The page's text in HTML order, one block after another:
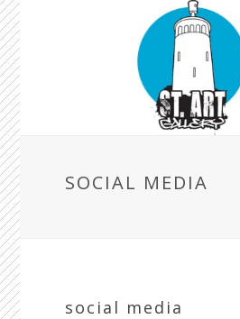
SOCIAL MEDIA
social media